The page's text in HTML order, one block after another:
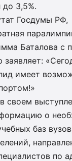
3,5%.
Госдумы РФ,
Баталова с
заявляет:
имеет
своем
о
баз
по